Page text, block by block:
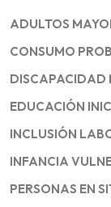
ADULTOS
CONSUMO
DISCAPACIDAD
EDUCACIÓN
INCLUSIÓN
INFANCIA
PERSONAS EN